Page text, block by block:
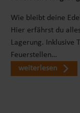
Wie bleibt deine
Hier erfährst du
Lagerung. Inklusive
Feuerstellen…
weiterlesen